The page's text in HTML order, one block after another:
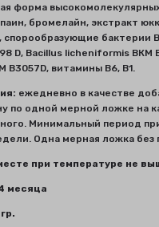
форма
бромелайн, экстракт
спорообразующие бактерии
D, Bacillus licheniformis ВКМ
В3057D, витамины В6, В1.
ежедневно в качестве
по одной мерной ложке на
Минимальный период
Одна мерная ложка без
при температуре не
месяца